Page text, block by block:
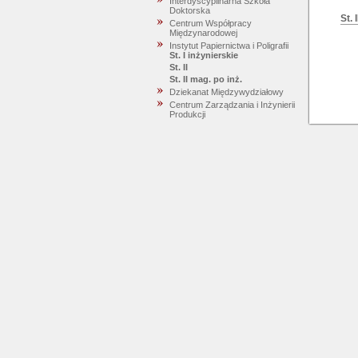
Doktorska
Centrum Współpracy
Międzynarodowej
Instytut Papiernictwa i Poligrafii
St. I inżynierskie
St. II
St. II mag. po inż.
Dziekanat Międzywydziałowy
Centrum Zarządzania i Inżynierii
Produkcji
St.